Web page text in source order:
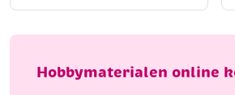
aantal
/
Hobbymaterialen online